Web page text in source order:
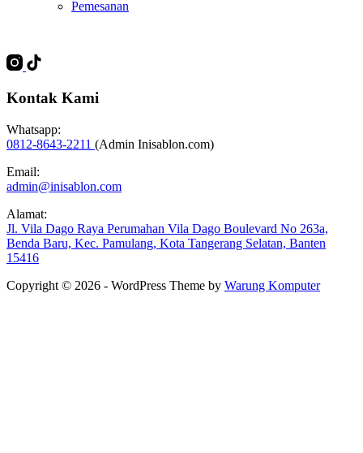
Pemesanan
Kontak Kami
Whatsapp:
0812-8643-2211 (Admin Inisablon.com)
Email:
admin@inisablon.com
Alamat:
Jl. Vila Dago Raya Perumahan Vila Dago Boulevard No 263a,
Benda Baru, Kec. Pamulang, Kota Tangerang Selatan, Banten
15416
Copyright © 2026 - WordPress Theme by Warung Komputer